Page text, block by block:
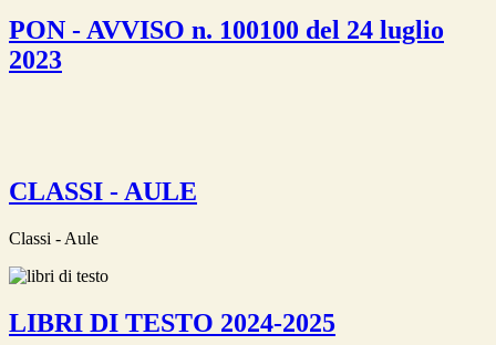
PON - AVVISO n. 100100 del 24 luglio
2023
CLASSI - AULE
Classi - Aule
LIBRI DI TESTO 2024-2025